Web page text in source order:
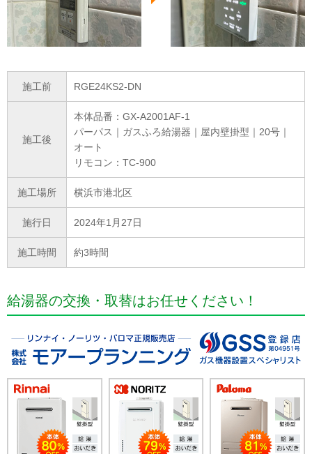
施工前 RGE24KS2-DN
施工後
本体品番：GX-A2001AF-1
パーパス｜ガスふろ給湯器｜屋内壁掛型｜20号｜
オート
リモコン：TC-900
施工場所 横浜市港北区
施行日 2024年1月27日
施工時間 約3時間
給湯器の交換・取替はお任せください！